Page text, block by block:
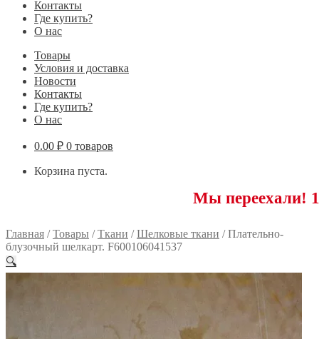
Контакты
Где купить?
О нас
Товары
Условия и доставка
Новости
Контакты
Где купить?
О нас
0.00 ₽ 0 товаров
Корзина пуста.
Мы переехали! 117593
Главная /Товары /Ткани /Шелковые ткани /Плательно-
блузочный шелкарт. F600106041537
🔍